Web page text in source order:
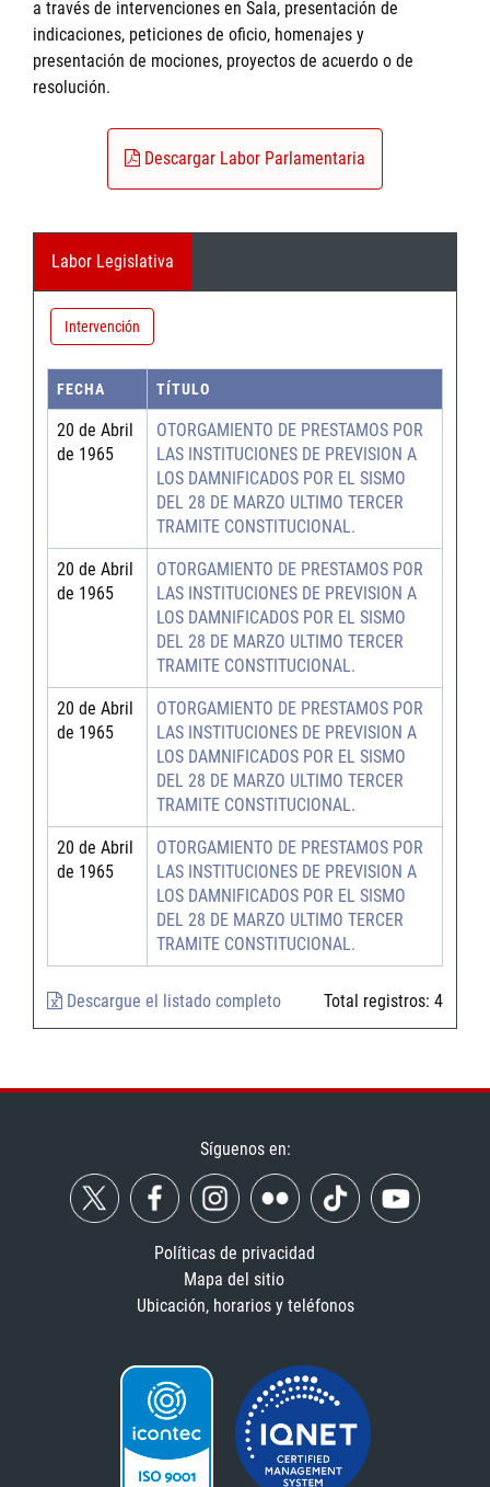
a través de intervenciones en Sala, presentación de
indicaciones, peticiones de oficio, homenajes y
presentación de mociones, proyectos de acuerdo o de
resolución.
Descargar Labor Parlamentaria
Labor Legislativa
Intervención
FECHA TÍTULO
20 de Abril
de 1965
OTORGAMIENTO DE PRESTAMOS POR
LAS INSTITUCIONES DE PREVISION A
LOS DAMNIFICADOS POR EL SISMO
DEL 28 DE MARZO ULTIMO TERCER
TRAMITE CONSTITUCIONAL.
20 de Abril
de 1965
OTORGAMIENTO DE PRESTAMOS POR
LAS INSTITUCIONES DE PREVISION A
LOS DAMNIFICADOS POR EL SISMO
DEL 28 DE MARZO ULTIMO TERCER
TRAMITE CONSTITUCIONAL.
20 de Abril
de 1965
OTORGAMIENTO DE PRESTAMOS POR
LAS INSTITUCIONES DE PREVISION A
LOS DAMNIFICADOS POR EL SISMO
DEL 28 DE MARZO ULTIMO TERCER
TRAMITE CONSTITUCIONAL.
20 de Abril
de 1965
OTORGAMIENTO DE PRESTAMOS POR
LAS INSTITUCIONES DE PREVISION A
LOS DAMNIFICADOS POR EL SISMO
DEL 28 DE MARZO ULTIMO TERCER
TRAMITE CONSTITUCIONAL.
Descargue el listado completo Total registros: 4
Síguenos en:
Políticas de privacidad
Mapa del sitio
Ubicación, horarios y teléfonos